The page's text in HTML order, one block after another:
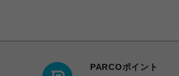
PARCOポイント